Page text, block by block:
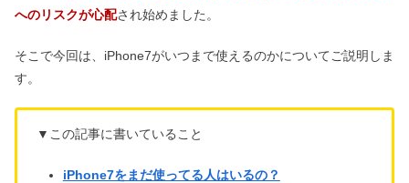
へのリスクが心配され始めました。
そこで今回は、iPhone7がいつまで使えるのかについてご説明しま
す。
▼この記事に書いていること
iPhone7をまだ使ってる人はいるの？